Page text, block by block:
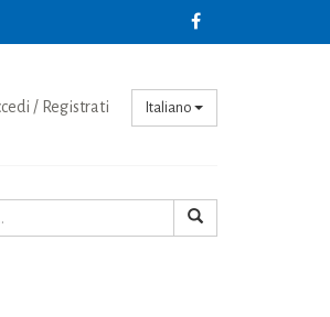
Italiano
/ Registrati